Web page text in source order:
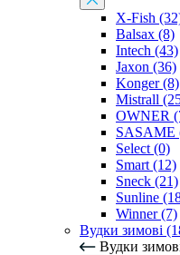
X-Fish
Balsax (8)
Intech (43)
Jaxon (36)
Konger (8)
Mistrall
OWNER
SASAME
Select (0)
Smart (12)
Sneck (21)
Sunline
Winner (7)
Вудки зимові
Вудки